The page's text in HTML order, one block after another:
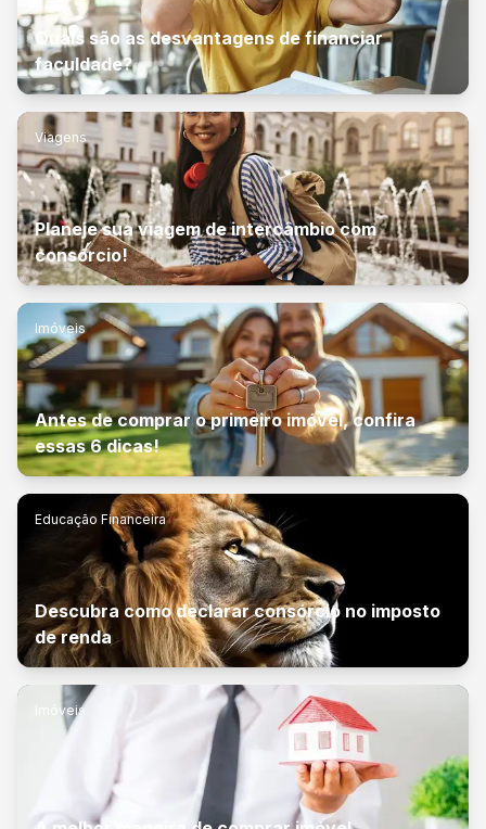
Quais são as desvantagens de financiar
faculdade?
Viagens
Planeje sua viagem de intercâmbio com
consórcio!
Imóveis
Antes de comprar o primeiro imóvel, confira
essas 6 dicas!
Educação Financeira
Descubra como declarar consórcio no imposto
de renda
Imóveis